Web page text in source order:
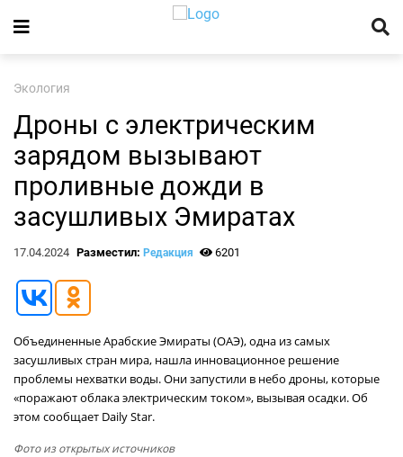
Экология
Дроны с электрическим
зарядом вызывают
проливные дожди в
засушливых Эмиратах
17.04.2024 Разместил: Редакция 6201
Объединенные Арабские Эмираты (ОАЭ), одна из самых
засушливых стран мира, нашла инновационное решение
проблемы нехватки воды. Они запустили в небо дроны, которые
«поражают облака электрическим током», вызывая осадки. Об
этом сообщает Daily Star.
Фото из открытых источников